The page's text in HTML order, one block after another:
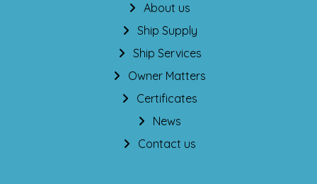
About us
Ship Supply
Ship Services
Owner Matters
Certificates
News
Contact us